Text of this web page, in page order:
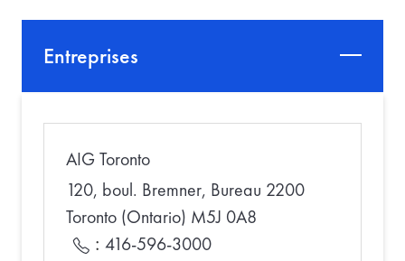
Entreprises
AIG Toronto
120, boul. Bremner, Bureau 2200
Toronto (Ontario) M5J 0A8
: 416-596-3000